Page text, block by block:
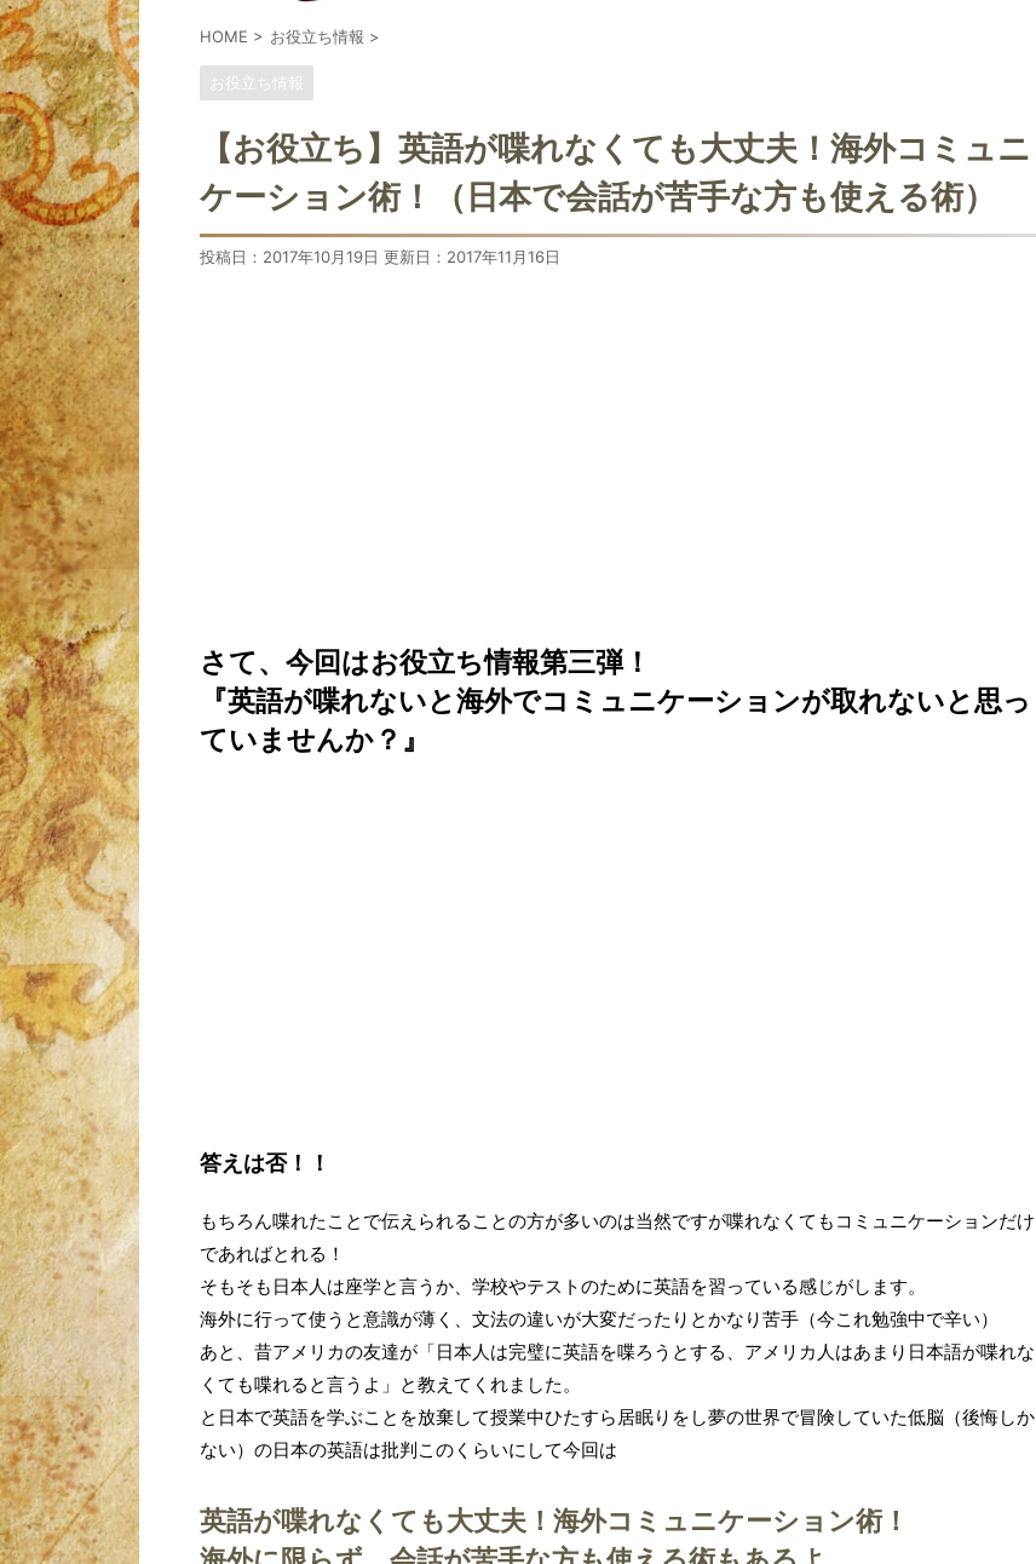
HOME > お役立ち情報 >
お役立ち情報
【お役立ち】英語が喋れなくても大丈夫！海外コミュニ
ケーション術！（日本で会話が苦手な方も使える術）
投稿日：2017年10月19日 更新日： 2017年11月16日
さて、今回はお役立ち情報第三弾！
『英語が喋れないと海外でコミュニケーションが取れないと思っ
ていませんか？』
答えは否！！
もちろん喋れたことで伝えられることの方が多いのは当然ですが喋れなくてもコミュニケーションだけ
であればとれる！
そもそも日本人は座学と言うか、学校やテストのために英語を習っている感じがします。
海外に行って使うと意識が薄く、文法の違いが大変だったりとかなり苦手（今これ勉強中で辛い）
あと、昔アメリカの友達が「日本人は完璧に英語を喋ろうとする、アメリカ人はあまり日本語が喋れな
くても喋れると言うよ」と教えてくれました。
と日本で英語を学ぶことを放棄して授業中ひたすら居眠りをし夢の世界で冒険していた低脳（後悔しか
ない）の日本の英語は批判このくらいにして今回は
英語が喋れなくても大丈夫！海外コミュニケーション術！